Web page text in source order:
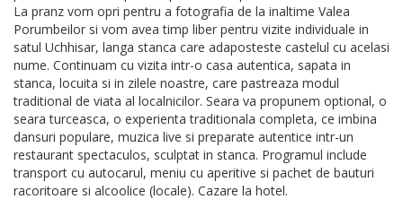
La pranz vom opri pentru a fotografia de la inaltime Valea
Porumbeilor si vom avea timp liber pentru vizite individuale in
satul Uchhisar, langa stanca care adaposteste castelul cu acelasi
nume. Continuam cu vizita intr-o casa autentica, sapata in
stanca, locuita si in zilele noastre, care pastreaza modul
traditional de viata al localnicilor. Seara va propunem optional, o
seara turceasca, o experienta traditionala completa, ce imbina
dansuri populare, muzica live si preparate autentice intr-un
restaurant spectaculos, sculptat in stanca. Programul include
transport cu autocarul, meniu cu aperitive si pachet de bauturi
racoritoare si alcoolice (locale). Cazare la hotel.